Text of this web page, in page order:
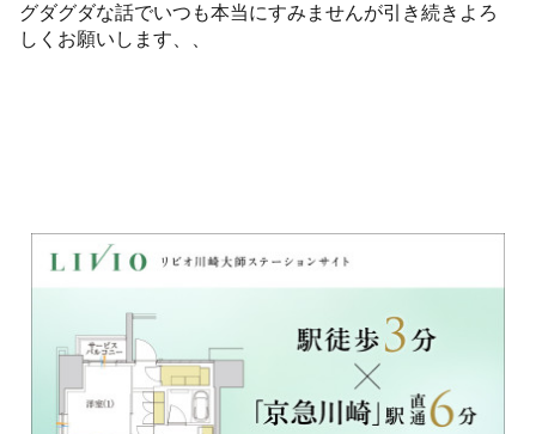
グダグダな話でいつも本当にすみませんが引き続きよろ
しくお願いします、、